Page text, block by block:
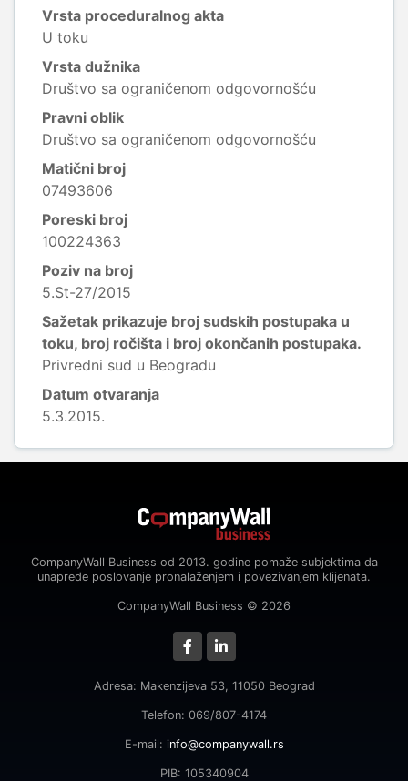
Vrsta proceduralnog akta
U toku
Vrsta dužnika
Društvo sa ograničenom odgovornošću
Pravni oblik
Društvo sa ograničenom odgovornošću
Matični broj
07493606
Poreski broj
100224363
Poziv na broj
5.St-27/2015
Sažetak prikazuje broj sudskih postupaka u
toku, broj ročišta i broj okončanih postupaka.
Privredni sud u Beogradu
Datum otvaranja
5.3.2015.
CompanyWall Business od 2013. godine pomaže subjektima da
unaprede poslovanje pronalaženjem i povezivanjem klijenata.
CompanyWall Business © 2026
Adresa: Makenzijeva 53, 11050 Beograd
Telefon: 069/807-4174
E-mail: info@companywall.rs
PIB: 105340904